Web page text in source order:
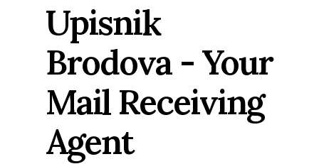
Upisnik
Brodova - Your
Mail Receiving
Agent